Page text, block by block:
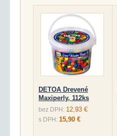
DETOA Drevené
Maxiperly, 112ks
bez DPH: 12,93 €
s DPH: 15,90 €